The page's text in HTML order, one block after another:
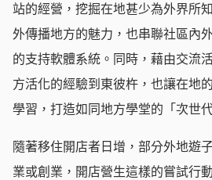
站的經營，挖掘在地甚少為外界所
外傳播地方的魅力，也串聯社區內
的支持軟體系統。同時，藉由交流
方活化的經驗到東彼杵，也讓在地
學習，打造如同地方學堂的「次世
隨著移住開店者日增，部分外地遊
業或創業，開店營生這樣的嘗試行